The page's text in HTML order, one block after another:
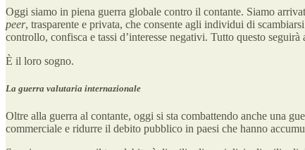
Oggi siamo in piena guerra globale contro il contante. Siamo
peer, trasparente e privata, che consente agli individui di
controllo, confisca e tassi d’interesse negativi. Tutto questo
È il loro sogno.
La guerra valutaria internazionale
Oltre alla guerra al contante, oggi si sta combattendo anche una
commerciale e ridurre il debito pubblico in paesi che hanno